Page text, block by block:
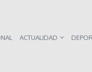
ACTUALIDAD